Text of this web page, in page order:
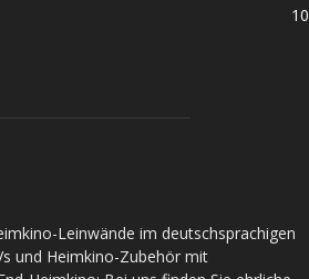
10
Leinwände im deutschsprachigen
und Heimkino-Zubehör mit